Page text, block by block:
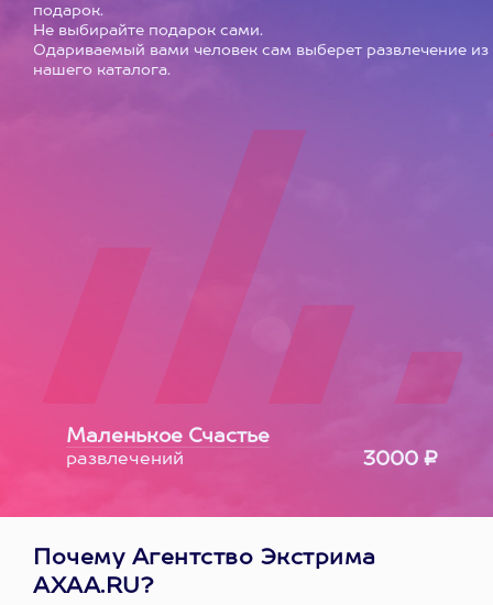
подарок.
Не выбирайте подарок сами.
Одариваемый вами человек сам выберет развлечение из
нашего каталога.
Маленькое Счастье
развлечений 3000 ₽
Почему Агентство Экстрима
AXAA.RU?